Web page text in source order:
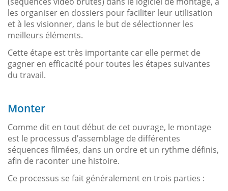
les organiser en dossiers pour faciliter leur utilisation
et à les visionner, dans le but de sélectionner les
meilleurs éléments.
Cette étape est très importante car elle permet de
gagner en efficacité pour toutes les étapes suivantes
du travail.
Monter
Comme dit en tout début de cet ouvrage, le montage
est le processus d’assemblage de différentes
séquences filmées, dans un ordre et un rythme définis,
afin de raconter une histoire.
Ce processus se fait généralement en trois parties :